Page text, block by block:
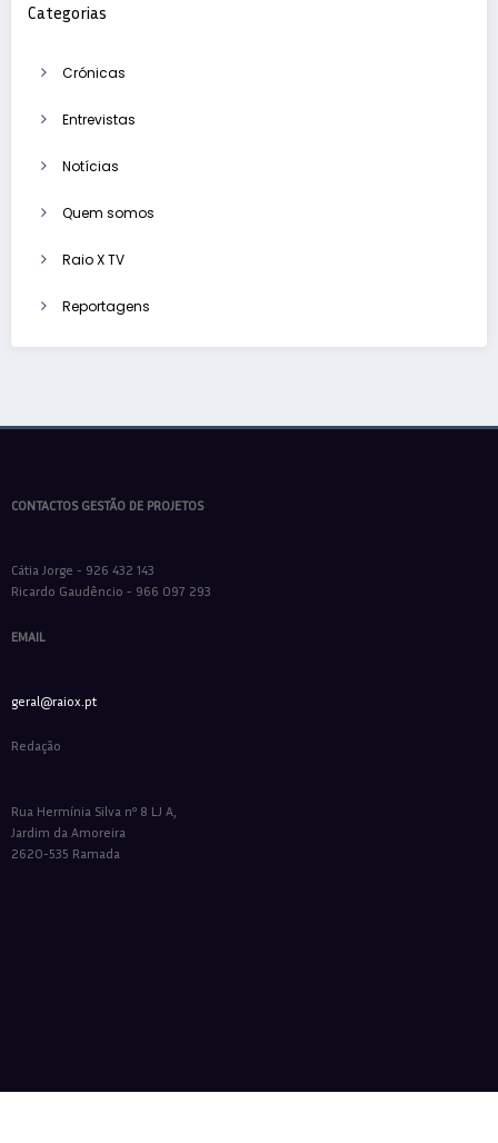
Categorias
Crónicas
Entrevistas
Notícias
Quem somos
Raio X TV
Reportagens
CONTACTOS GESTÃO DE PROJETOS
Cátia Jorge - 926 432 143
Ricardo Gaudêncio - 966 097 293
EMAIL
geral@raiox.pt
Redação
Rua Hermínia Silva nº 8 LJ A,
Jardim da Amoreira
2620-535 Ramada